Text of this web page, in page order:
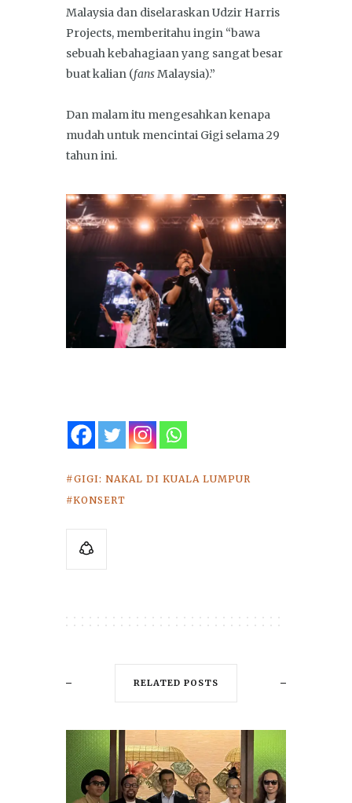
Malaysia dan diselaraskan Udzir Harris
Projects, memberitahu ingin “bawa
sebuah kebahagiaan yang sangat besar
buat kalian (fansMalaysia).”
Dan malam itu mengesahkan kenapa
mudah untuk mencintai Gigi selama 29
tahun ini.
GIGI: NAKAL DI KUALA LUMPUR
KONSERT
RELATED POSTS